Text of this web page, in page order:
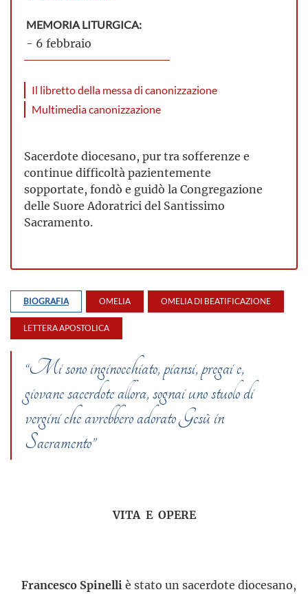
MEMORIA LITURGICA:
- 6 febbraio
Il libretto della messa di canonizzazione
Multimedia canonizzazione
Sacerdote diocesano, pur tra sofferenze e
continue difficoltà pazientemente
sopportate, fondò e guidò la Congregazione
delle Suore Adoratrici del Santissimo
Sacramento.
BIOGRAFIA OMELIA OMELIA DI BEATIFICAZIONE
LETTERA APOSTOLICA
“Mi sono inginocchiato, piansi, pregai e,
giovane sacerdote allora, sognai uno stuolo di
vergini che avrebbero adorato Gesù in
Sacramento”
VITA E OPERE
Francesco Spinelli è stato un sacerdote diocesano,